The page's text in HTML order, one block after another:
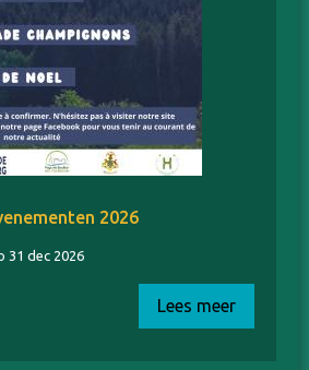
2026
31 dec 2026
Lees meer